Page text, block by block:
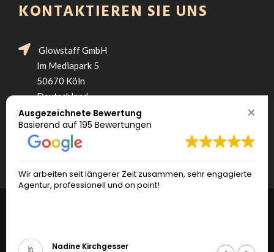
KONTAKTIEREN SIE UNS
Glowstaff GmbH
Im Mediapark 5
50670 Köln
Deutschland
+49 221 292 307 90
hello@glowstaff.de
Hostess-koeln.com ist ein Angebot von
Ausgezeichnete Bewertung
Basierend auf 195 Bewertungen
Wir arbeiten seit längerer Zeit zusammen, sehr engagierte
Agentur, professionell und on point!
Nadine Kirchgesser